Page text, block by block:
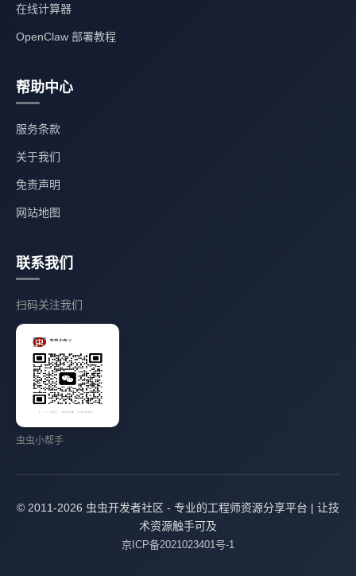
在线计算器
OpenClaw 部署教程
帮助中心
服务条款
关于我们
免责声明
网站地图
联系我们
扫码关注我们
虫虫小帮手
© 2011-2026 虫虫开发者社区 - 专业的工程师资源分享平台 | 让技
术资源触手可及
京ICP备2021023401号-1